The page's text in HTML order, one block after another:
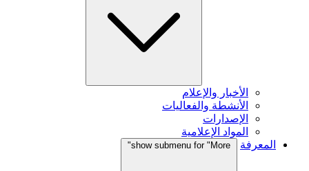
الأخبار والإعلام
الأنشطة والفعاليات
الإصدارات
المواد الإعلامية
المعرفة
show submenu for "More"